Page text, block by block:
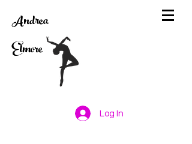
Andrea
Elmore
Log In